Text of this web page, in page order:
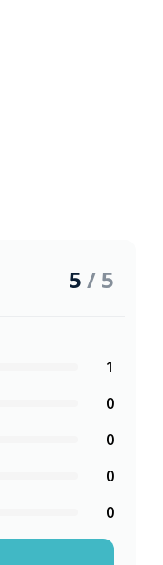
5 / 5
1
0
0
0
0